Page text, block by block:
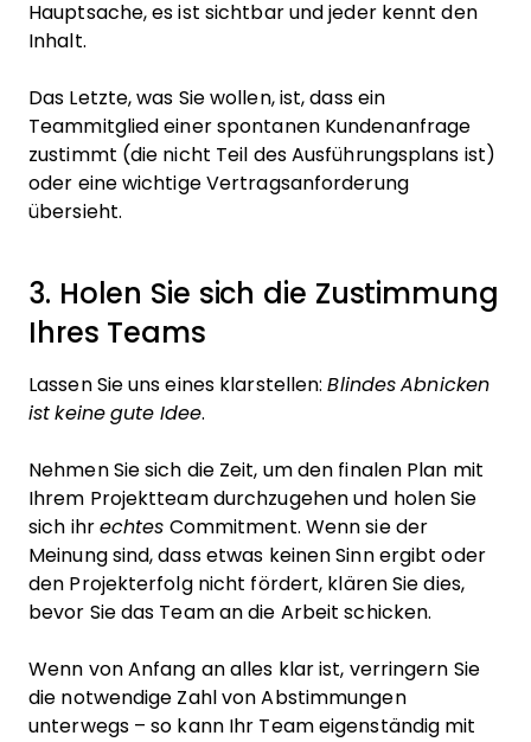
Hauptsache, es ist sichtbar und jeder kennt den
Inhalt.
Das Letzte, was Sie wollen, ist, dass ein
Teammitglied einer spontanen Kundenanfrage
zustimmt (die nicht Teil des Ausführungsplans ist)
oder eine wichtige Vertragsanforderung
übersieht.
3. Holen Sie sich die Zustimmung
Ihres Teams
Lassen Sie uns eines klarstellen: Blindes Abnicken
ist keine gute Idee.
Nehmen Sie sich die Zeit, um den finalen Plan mit
Ihrem Projektteam durchzugehen und holen Sie
sich ihr echtes Commitment. Wenn sie der
Meinung sind, dass etwas keinen Sinn ergibt oder
den Projekterfolg nicht fördert, klären Sie dies,
bevor Sie das Team an die Arbeit schicken.
Wenn von Anfang an alles klar ist, verringern Sie
die notwendige Zahl von Abstimmungen
unterwegs – so kann Ihr Team eigenständig mit